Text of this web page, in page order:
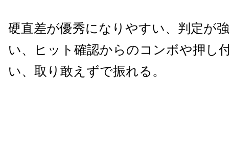
硬直差が優秀になりやすい、判定が
い、ヒット確認からのコンボや押し
い、取り敢えずで振れる。